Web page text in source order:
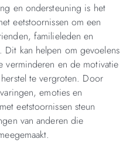
en ondersteuning is het
eetstoornissen om een
familieleden en
kan helpen om gevoelens
verminderen en de motivatie
te vergroten. Door
emoties en
eetstoornissen steun
van anderen die